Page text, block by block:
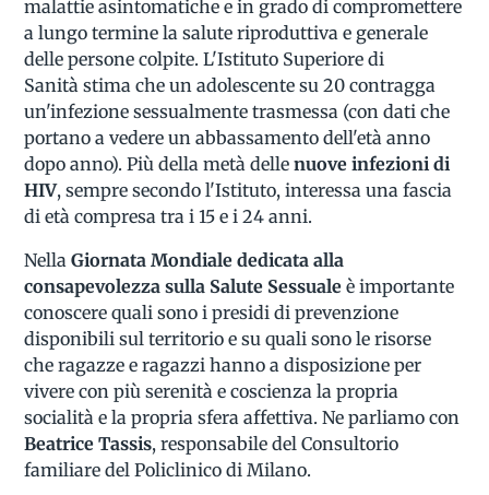
malattie asintomatiche e in grado di compromettere
a lungo termine la salute riproduttiva e generale
delle persone colpite. L'Istituto Superiore di
Sanità stima che un adolescente su 20 contragga
un'infezione sessualmente trasmessa (con dati che
portano a vedere un abbassamento dell'età anno
dopo anno). Più della metà dellenuove infezioni di
HIV, sempre secondo l'Istituto, interessa una fascia
di età compresa tra i 15 e i 24 anni.
NellaGiornata Mondiale dedicata alla
consapevolezza sulla Salute Sessuale è importante
conoscere quali sono i presidi di prevenzione
disponibili sul territorio e su quali sono le risorse
che ragazze e ragazzi hanno a disposizione per
vivere con più serenità e coscienza la propria
socialità e la propria sfera affettiva. Ne parliamo con
Beatrice Tassis, responsabile del Consultorio
familiare del Policlinico di Milano.